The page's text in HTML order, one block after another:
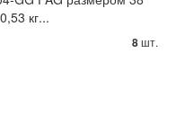
кг...
8шт.